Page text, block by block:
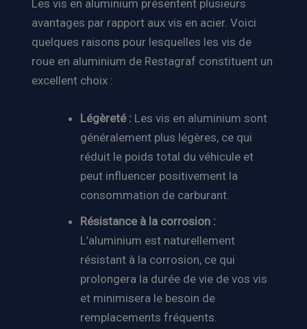
Les vis en aluminium présentent plusieurs
avantages par rapport aux vis en acier. Voici
quelques raisons pour lesquelles les vis de
roue en aluminium de Restagraf constituent un
excellent choix :
Légèreté : Les vis en aluminium sont
généralement plus légères, ce qui
réduit le poids total du véhicule et
peut influencer positivement la
consommation de carburant.
Résistance à la corrosion :
L’aluminium est naturellement
résistant à la corrosion, ce qui
prolongera la durée de vie de vos vis
et minimisera le besoin de
remplacements fréquents.